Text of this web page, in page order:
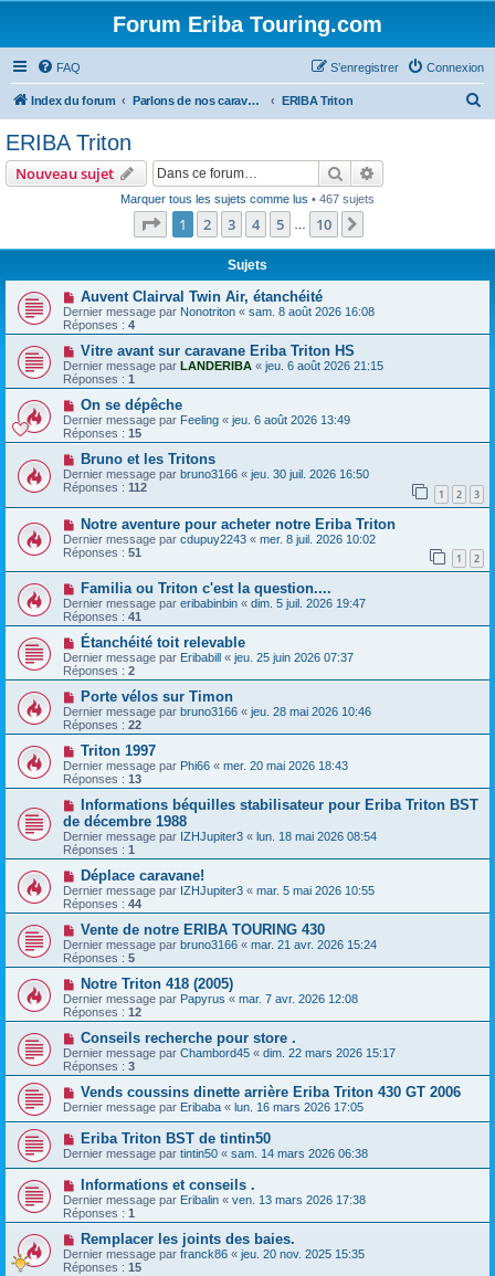
Forum Eriba Touring.com
FAQ Connexion
S’enregistrer
Index du forum Parlons de nos caravanes (anciennes et récentes) ERIBA Triton
h
r
ERIBA Triton
Nouveau sujet Rechercher
Marquer tous les sujets comme lus • 467 sujets
Page 1sur10
1 2 3 4 5 10
Sujets
Auvent Clairval Twin Air, étanchéité
Dernier message par Nonotriton « sam. 8 août 2026 16:08
Réponses : 4
Vitre avant sur caravane Eriba Triton HS
Dernier message par LANDERIBA « jeu. 6 août 2026 21:15
Réponses : 1
On se dépêche
Dernier message par Feeling « jeu. 6 août 2026 13:49
Réponses : 15
Bruno et les Tritons
Dernier message par bruno3166 « jeu. 30 juil. 2026 16:50
Réponses : 112 1 2 3
Notre aventure pour acheter notre Eriba Triton
Dernier message par cdupuy2243 « mer. 8 juil. 2026 10:02
Réponses : 51 1 2
Familia ou Triton c'est la question....
Dernier message par eribabinbin « dim. 5 juil. 2026 19:47
Réponses : 41
Étanchéité toit relevable
Dernier message par Eribabill « jeu. 25 juin 2026 07:37
Réponses : 2
Porte vélos sur Timon
Dernier message par bruno3166 « jeu. 28 mai 2026 10:46
Réponses : 22
Triton 1997
Dernier message par Phi66 « mer. 20 mai 2026 18:43
Réponses : 13
Informations béquilles stabilisateur pour Eriba Triton BST
de décembre 1988
Dernier message par IZHJupiter3 « lun. 18 mai 2026 08:54
Réponses : 1
Déplace caravane!
Dernier message par IZHJupiter3 « mar. 5 mai 2026 10:55
Réponses : 44
Vente de notre ERIBA TOURING 430
Dernier message par bruno3166 « mar. 21 avr. 2026 15:24
Réponses : 5
Notre Triton 418 (2005)
Dernier message par Papyrus « mar. 7 avr. 2026 12:08
Réponses : 12
Conseils recherche pour store .
Dernier message par Chambord45 « dim. 22 mars 2026 15:17
Réponses : 3
Vends coussins dinette arrière Eriba Triton 430 GT 2006
Dernier message par Eribaba « lun. 16 mars 2026 17:05
Eriba Triton BST de tintin50
Dernier message par tintin50 « sam. 14 mars 2026 06:38
Informations et conseils .
Dernier message par Eribalin « ven. 13 mars 2026 17:38
Réponses : 1
Remplacer les joints des baies.
Dernier message par franck86 « jeu. 20 nov. 2025 15:35
Réponses : 15